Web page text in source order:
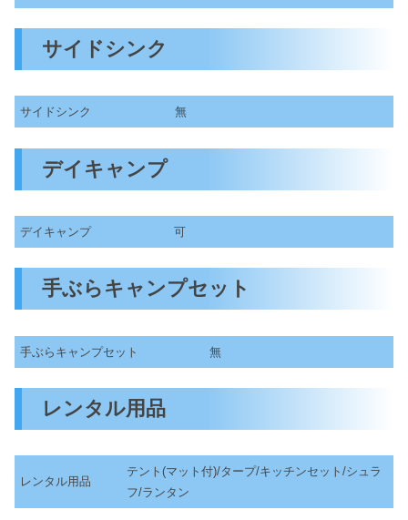
サイドシンク
サイドシンク 無
デイキャンプ
デイキャンプ 可
手ぶらキャンプセット
手ぶらキャンプセット 無
レンタル用品
レンタル用品
テント(マット付)/タープ/キッチンセット/シュラ
フ/ランタン